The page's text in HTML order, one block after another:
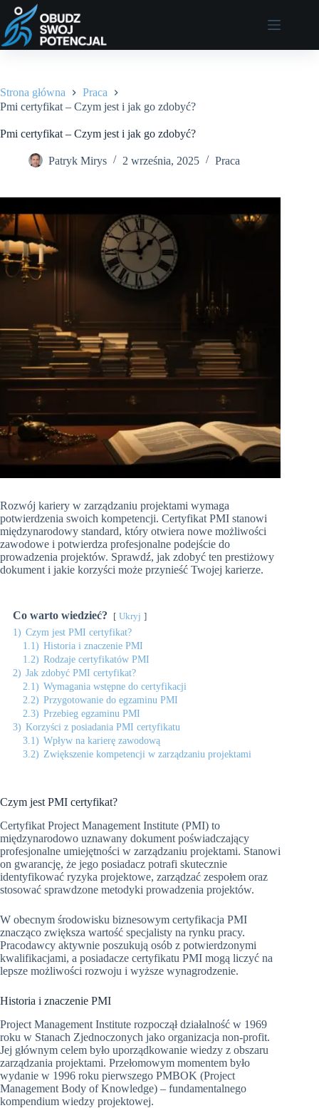
Przejdź
treści
Strona główna
Praca
Pmi certyfikat – Czym jest i jak go zdobyć?
Pmi certyfikat – Czym jest i jak go zdobyć?
Patryk Mirys 2 września, 2025 Praca
Rozwój kariery w zarządzaniu projektami wymaga
potwierdzenia swoich kompetencji. Certyfikat PMI stanowi
międzynarodowy standard, który otwiera nowe możliwości
zawodowe i potwierdza profesjonalne podejście do
prowadzenia projektów. Sprawdź, jak zdobyć ten prestiżowy
dokument i jakie korzyści może przynieść Twojej karierze.
Co warto wiedzieć? Ukryj
1) Czym jest PMI certyfikat?
1.1) Historia i znaczenie PMI
1.2) Rodzaje certyfikatów PMI
2) Jak zdobyć PMI certyfikat?
2.1) Wymagania wstępne do certyfikacji
2.2) Przygotowanie do egzaminu PMI
2.3) Przebieg egzaminu PMI
3) Korzyści z posiadania PMI certyfikatu
3.1) Wpływ na karierę zawodową
3.2) Zwiększenie kompetencji w zarządzaniu projektami
Czym jest PMI certyfikat?
Certyfikat Project Management Institute (PMI) to
międzynarodowo uznawany dokument poświadczający
profesjonalne umiejętności w zarządzaniu projektami. Stanowi
on gwarancję, że jego posiadacz potrafi skutecznie
identyfikować ryzyka projektowe, zarządzać zespołem oraz
stosować sprawdzone metodyki prowadzenia projektów.
W obecnym środowisku biznesowym certyfikacja PMI
znacząco zwiększa wartość specjalisty na rynku pracy.
Pracodawcy aktywnie poszukują osób z potwierdzonymi
kwalifikacjami, a posiadacze certyfikatu PMI mogą liczyć na
lepsze możliwości rozwoju i wyższe wynagrodzenie.
Historia i znaczenie PMI
Project Management Institute rozpoczął działalność w 1969
roku w Stanach Zjednoczonych jako organizacja non-profit.
Jej głównym celem było uporządkowanie wiedzy z obszaru
zarządzania projektami. Przełomowym momentem było
wydanie w 1996 roku pierwszego PMBOK (Project
Management Body of Knowledge) – fundamentalnego
kompendium wiedzy projektowej.